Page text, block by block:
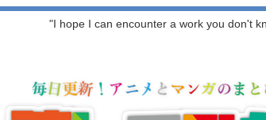
"I hope I can encounter a work you don't